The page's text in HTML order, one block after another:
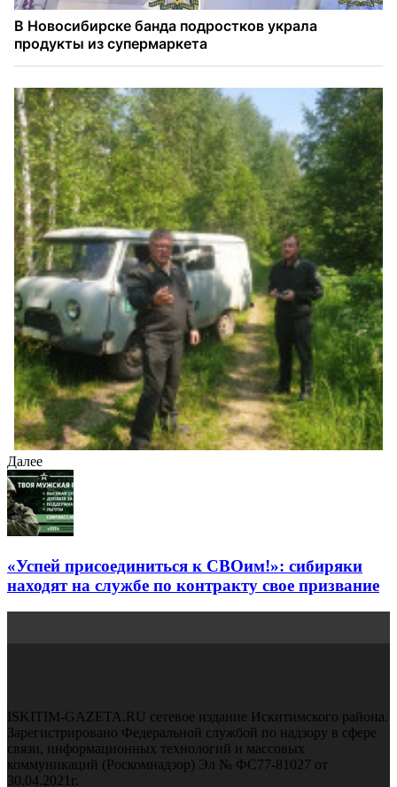
Далее
«Успей присоединиться к СВОим!»: сибиряки
находят на службе по контракту свое призвание
ISKITIM-GAZETA.RU сетевое издание Искитимского района.
Зарегистрировано Федеральной службой по надзору в сфере
связи, информационных технологий и массовых
коммуникаций (Роскомнадзор) Эл № ФС77-81027 от
30.04.2021г.